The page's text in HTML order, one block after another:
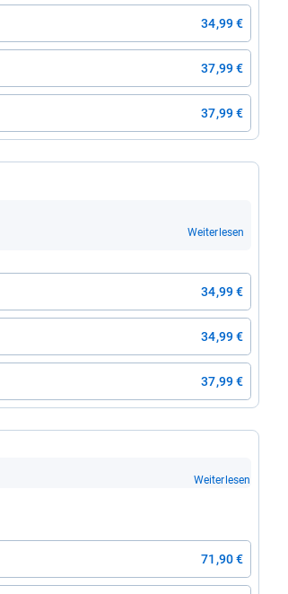
34,99 €
37,99 €
37,99 €
Weiterlesen
34,99 €
34,99 €
37,99 €
Weiterlesen
71,90 €